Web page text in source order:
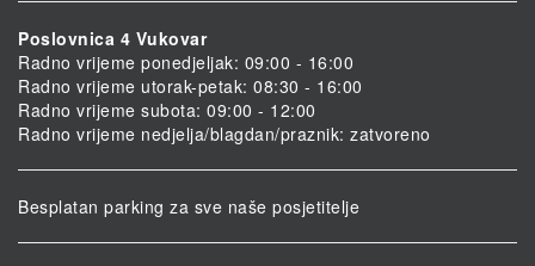
Poslovnica 4 Vukovar
Radno vrijeme ponedjeljak: 09:00 - 16:00
Radno vrijeme utorak-petak: 08:30 - 16:00
Radno vrijeme subota: 09:00 - 12:00
Radno vrijeme nedjelja/blagdan/praznik: zatvoreno
Besplatan parking za sve naše posjetitelje